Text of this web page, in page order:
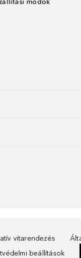
módok
vitarendezés
beállítások